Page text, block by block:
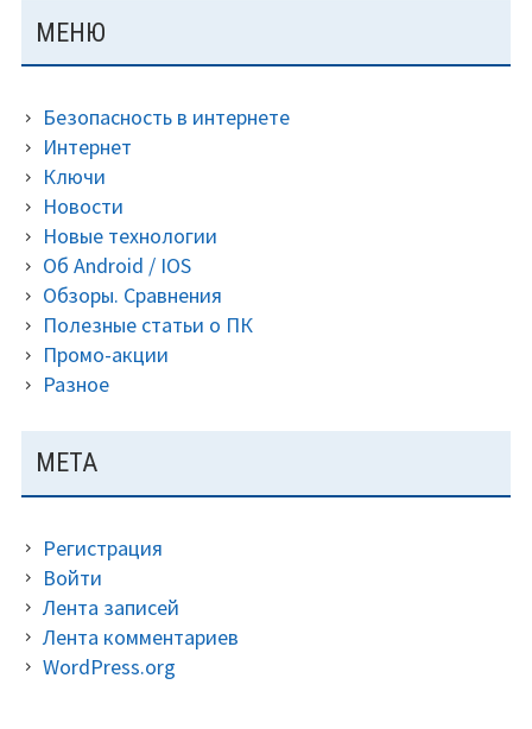
ОСНОВНАЯ
ПАНЕЛЬ
МЕНЮ
Безопасность в интернете
Интернет
Ключи
Новости
Новые технологии
Об Android / IOS
Обзоры. Сравнения
Полезные статьи о ПК
Промо-акции
Разное
МЕТА
Регистрация
Войти
Лента записей
Лента комментариев
WordPress.org